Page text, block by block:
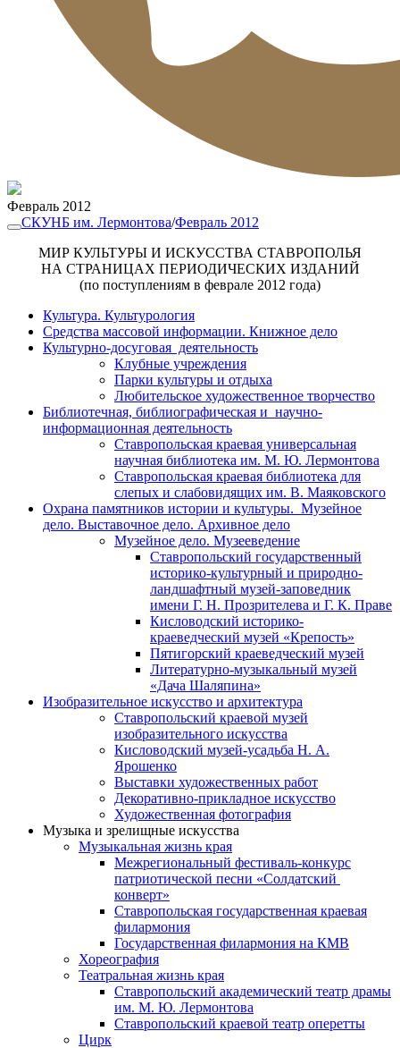
Февраль 2012
СКУНБ им. Лермонтова/Февраль 2012
МИР КУЛЬТУРЫ И ИСКУССТВА СТАВРОПОЛЬЯ
НА СТРАНИЦАХ ПЕРИОДИЧЕСКИХ ИЗДАНИЙ
(по поступлениям в феврале 2012 года)
Культура. Культурология
Средства массовой информации. Книжное дело
Культурно-досуговая деятельность
Клубные учреждения
Парки культуры и отдыха
Любительское художественное творчество
Библиотечная, библиографическая и научно-
информационная деятельность
Ставропольская краевая универсальная
научная библиотека им. М. Ю. Лермонтова
Ставропольская краевая библиотека для
слепых и слабовидящих им. В. Маяковского
Охрана памятников истории и культуры. Музейное
дело. Выставочное дело. Архивное дело
Музейное дело. Музееведение
Ставропольский государственный
историко-культурный и природно-
ландшафтный музей-заповедник
имени Г. Н. Прозрителева и Г. К. Праве
Кисловодский историко-
краеведческий музей «Крепость»
Пятигорский краеведческий музей
Литературно-музыкальный музей
«Дача Шаляпина»
Изобразительное искусство и архитектура
Ставропольский краевой музей
изобразительного искусства
Кисловодский музей-усадьба Н. А.
Ярошенко
Выставки художественных работ
Декоративно-прикладное искусство
Художественная фотография
Музыка и зрелищные искусства
Музыкальная жизнь края
Межрегиональный фестиваль-конкурс
патриотической песни «Солдатский
конверт»
Ставропольская государственная краевая
филармония
Государственная филармония на КМВ
Хореография
Театральная жизнь края
Ставропольский академический театр драмы
им. М. Ю. Лермонтова
Ставропольский краевой театр оперетты
Цирк